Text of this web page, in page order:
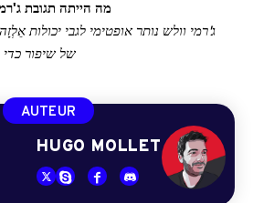
מה הייתה תגובת
ג'רמי וולש נותר אופטימי לגבי יכולות
של שיפור כדי
AUTEUR
HUGO MOLLET